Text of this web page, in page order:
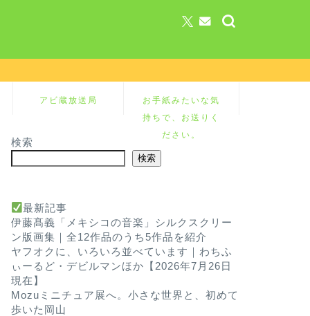
アビ蔵放送局
お手紙みたいな気
持ちで、お送りく
ださい。
検索
検索
最新記事
伊藤髙義「メキシコの音楽」シルクスクリー
ン版画集｜全12作品のうち5作品を紹介
ヤフオクに、いろいろ並べています｜わちふ
ぃーるど・デビルマンほか【2026年7月26日
現在】
Mozuミニチュア展へ。小さな世界と、初めて
歩いた岡山